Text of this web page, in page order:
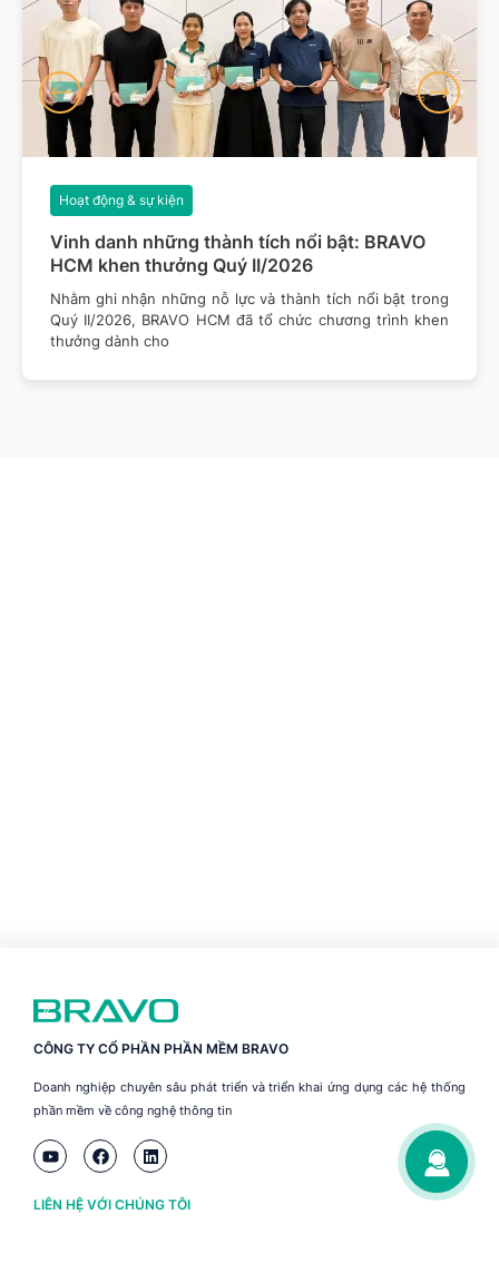
Vinh danh những thành tích nổi bật: BRAVO
HCM khen thưởng Quý II/2026
Hoạt động & sự kiện
Nhằm ghi nhận những nỗ lực và thành tích nổi bật trong
Quý II/2026, BRAVO HCM đã tổ chức chương trình khen
thưởng dành cho
CÔNG TY CỔ PHẦN PHẦN MỀM BRAVO
Doanh nghiệp chuyên sâu phát triển và triển khai ứng dụng các hệ thống
phần mềm về công nghệ thông tin
LIÊN HỆ VỚI CHÚNG TÔI